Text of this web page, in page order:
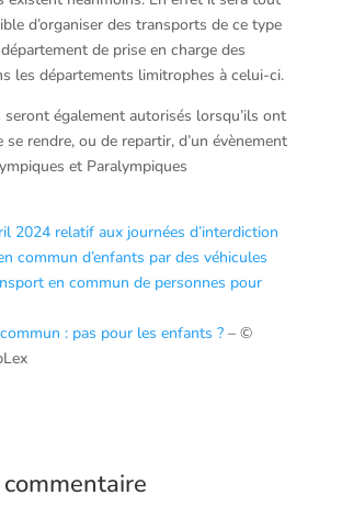
d’organiser des transports de ce type
de prise en charge des
les départements limitrophes à celui-ci.
également autorisés lorsqu’ils ont
rendre, ou de repartir, d’un évènement
et Paralympiques
2024 relatif aux journées d’interdiction
commun d’enfants par des véhicules
en commun de personnes pour
: pas pour les enfants ?– ©